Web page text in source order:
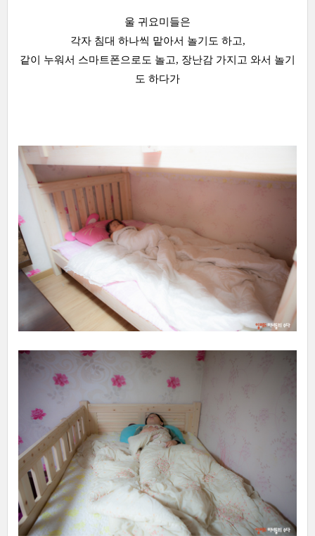
울 귀요미들은
각자 침대 하나씩 맡아서 놀기도 하고,
같이 누워서 스마트폰으로도 놀고, 장난감 가지고 와서 놀기
도 하다가